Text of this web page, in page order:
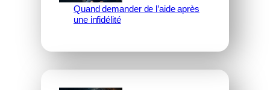
Quand demander de l’aide après
une infidélité